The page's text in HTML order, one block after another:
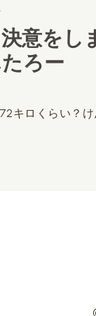
意をし
ろー
キロくらい？け